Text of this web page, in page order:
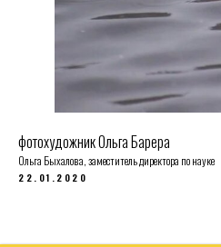
фотохудожник Ольга Барера
Ольга Быхалова, заместитель директора по науке
22.01.2020